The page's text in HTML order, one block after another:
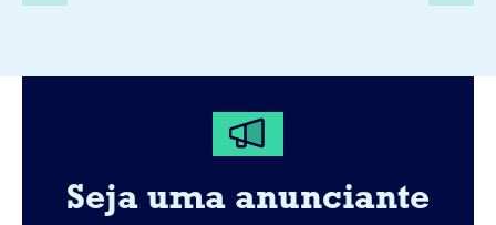
Seja uma anunciante